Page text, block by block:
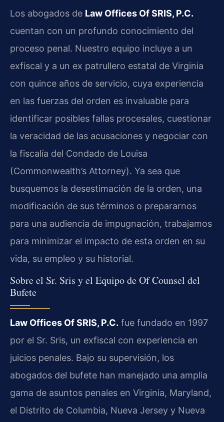
Los abogados de Law Offices Of SRIS, P.C.
cuentan con un profundo conocimiento del
proceso penal. Nuestro equipo incluye a un
exfiscal y a un ex patrullero estatal de Virginia
con quince años de servicio, cuya experiencia
en las fuerzas del orden es invaluable para
identificar posibles fallas procesales, cuestionar
la veracidad de las acusaciones y negociar con
la fiscalía del Condado de Louisa
(Commonwealth’s Attorney). Ya sea que
busquemos la desestimación de la orden, una
modificación de sus términos o prepararnos
para una audiencia de impugnación, trabajamos
para minimizar el impacto de esta orden en su
vida, su empleo y su historial.
Sobre el Sr. Sris y el Equipo de Of Counsel del
Bufete
Law Offices Of SRIS, P.C. fue fundado en 1997
por el Sr. Sris, un exfiscal con experiencia en
juicios penales. Bajo su supervisión, los
abogados del bufete han manejado una amplia
gama de asuntos penales en Virginia, Maryland,
el Distrito de Columbia, Nueva Jersey y Nueva